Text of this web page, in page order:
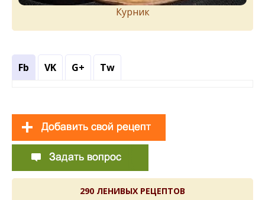
Курник
Fb VK G+ Tw
290 ЛЕНИВЫХ РЕЦЕПТОВ